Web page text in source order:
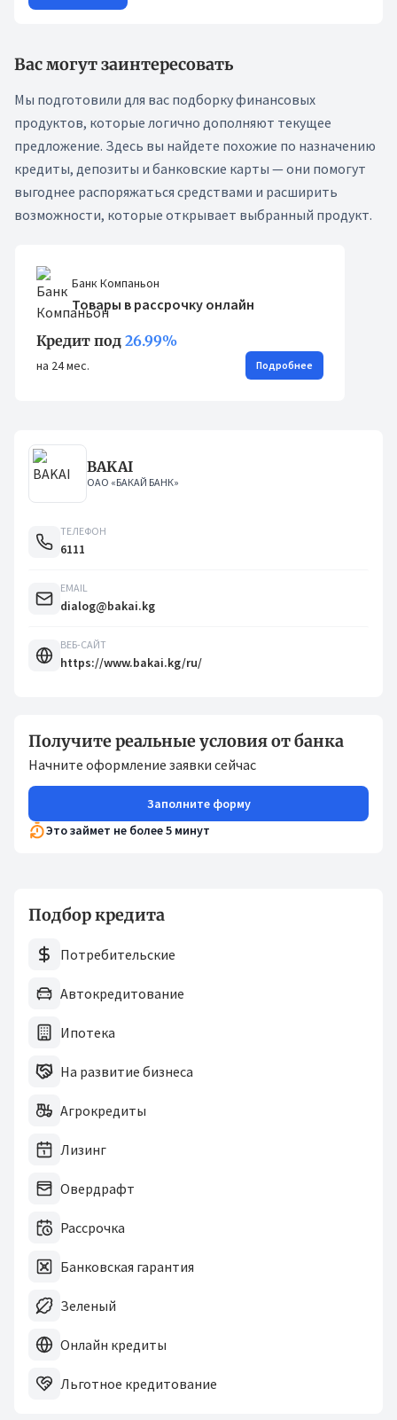
Вас могут заинтересовать
Мы подготовили для вас подборку финансовых
продуктов, которые логично дополняют текущее
предложение. Здесь вы найдете похожие по назначению
кредиты, депозиты и банковские карты — они помогут
выгоднее распоряжаться средствами и расширить
возможности, которые открывает выбранный продукт.
Банк Компаньон
Товары в рассрочку онлайн
Кредит под 26.99%
на 24 мес. Подробнее
BAKAI
ОАО «БАКАЙ БАНК»
ТЕЛЕФОН
6111
EMAIL
dialog@bakai.kg
ВЕБ-САЙТ
https://www.bakai.kg/ru/
Получите реальные условия от банка
Начните оформление заявки сейчас
Заполните форму
Это займет не более 5 минут
Подбор кредита
Потребительские
Автокредитование
Ипотека
На развитие бизнеса
Агрокредиты
Лизинг
Овердрафт
Рассрочка
Банковская гарантия
Зеленый
Онлайн кредиты
Льготное кредитование